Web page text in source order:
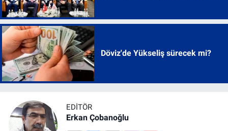
Döviz'de Yükseliş sürecek mi?
EDITÖR
Erkan Çobanoğlu